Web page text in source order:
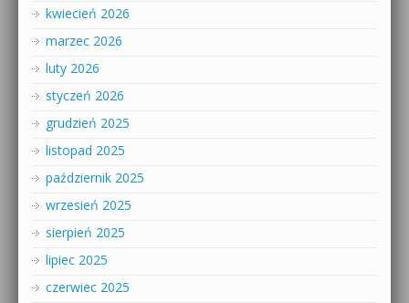
kwiecień 2026
marzec 2026
luty 2026
styczeń 2026
grudzień 2025
listopad 2025
październik 2025
wrzesień 2025
sierpień 2025
lipiec 2025
czerwiec 2025